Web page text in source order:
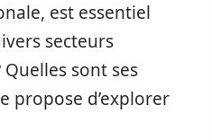
est essentiel
secteurs
sont ses
propose d’explorer